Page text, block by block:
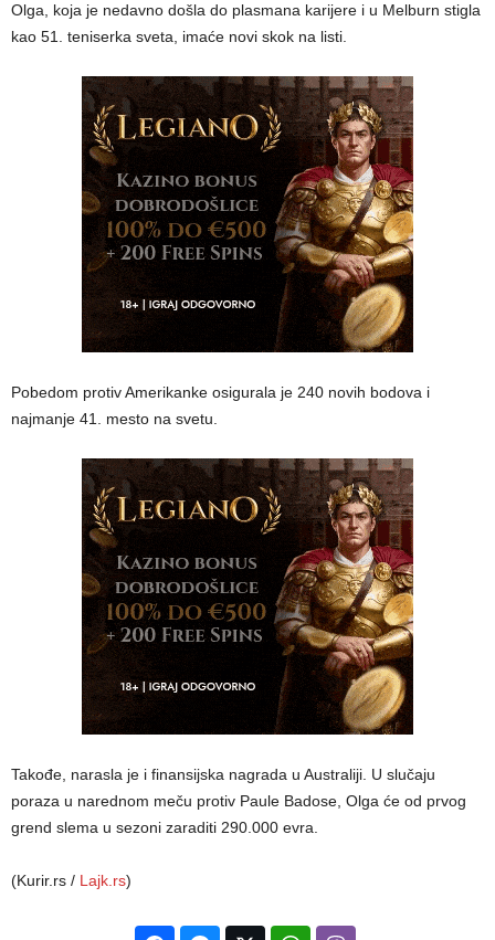
Olga, koja je nedavno došla do plasmana karijere i u Melburn stigla
kao 51. teniserka sveta, imaće novi skok na listi.
Pobedom protiv Amerikanke osigurala je 240 novih bodova i
najmanje 41. mesto na svetu.
Takođe, narasla je i finansijska nagrada u Australiji. U slučaju
poraza u narednom meču protiv Paule Badose, Olga će od prvog
grend slema u sezoni zaraditi 290.000 evra.
(Kurir.rs / Lajk.rs)